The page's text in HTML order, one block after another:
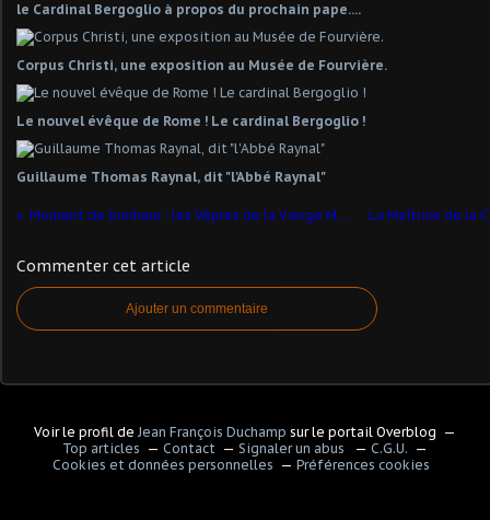
le Cardinal Bergoglio à propos du prochain pape....
Corpus Christi, une exposition au Musée de Fourvière.
Le nouvel évêque de Rome ! Le cardinal Bergoglio !
Guillaume Thomas Raynal, dit "l'Abbé Raynal"
Moment de bonheur : les Vêpres de la Vierge Monteverdi
Commenter cet article
Ajouter un commentaire
Voir le profil de Jean François Duchamp sur le portail Overblog
Top articles
Contact Signaler un abus
C.G.U.
Cookies et données personnelles
Préférences cookies